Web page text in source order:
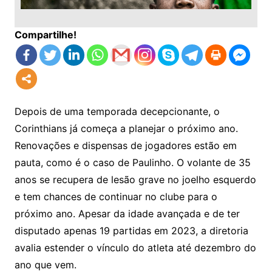
Compartilhe!
Depois de uma temporada decepcionante, o
Corinthians já começa a planejar o próximo ano.
Renovações e dispensas de jogadores estão em
pauta, como é o caso de Paulinho. O volante de 35
anos se recupera de lesão grave no joelho esquerdo
e tem chances de continuar no clube para o
próximo ano. Apesar da idade avançada e de ter
disputado apenas 19 partidas em 2023, a diretoria
avalia estender o vínculo do atleta até dezembro do
ano que vem.